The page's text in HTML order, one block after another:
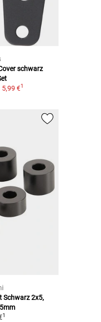
schwarz
5,99 €1
Schwarz 2x5,
1